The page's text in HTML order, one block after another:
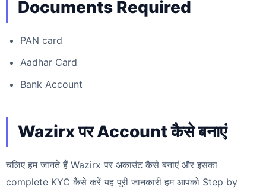
Documents Required
PAN card
Aadhar Card
Bank Account
Wazirx पर Account कैसे बनाएं
चलिए हम जानते हैं Wazirx पर अकाउंट कैसे बनाएं और इसका
complete KYC कैसे करें यह पूरी जानकारी हम आपको Step by